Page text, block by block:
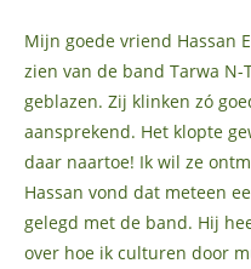
Mijn goede vriend Hassan
zien van de band Tarwa
geblazen. Zij klinken zó
aansprekend. Het klopte
daar naartoe! Ik wil ze
Hassan vond dat meteen
gelegd met de band. Hij
over hoe ik culturen door